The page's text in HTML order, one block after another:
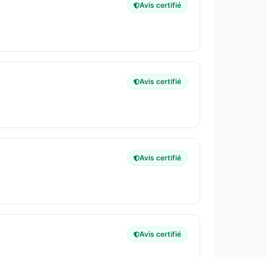
Avis certifié
Avis certifié
Avis certifié
Avis certifié